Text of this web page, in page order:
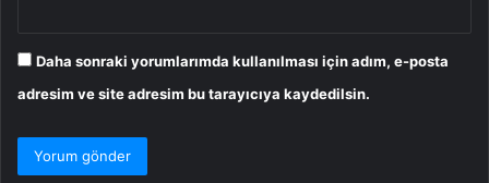
Daha sonraki yorumlarımda kullanılması için adım, e-posta
adresim ve site adresim bu tarayıcıya kaydedilsin.